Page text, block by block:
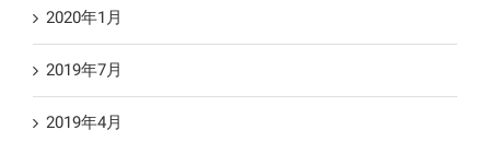
2020年1月
2019年7月
2019年4月